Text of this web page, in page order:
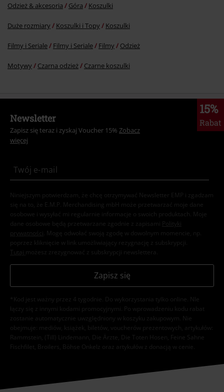
Odzież & akcesoria Góra Koszulki
Duże rozmiary Koszulki i Topy Koszulki
Filmy i Seriale Filmy i Seriale Filmy Odzież
Motywy Czarna odzież Czarne koszulki
15%
Rabat
Newsletter
Zapisz się teraz i zyskaj Voucher 15% Zobacz
więcej
Niniejszym potwierdzam, że chcę otrzymywać Newsletter EMP i zgadzam
się na to, że E.M.P. Merchandising mbH może przetwarzać moje dane
osobowe i wysyłać mi regularnie informacje o swoich produktach. Moje
dane osobowe będą przetwarzane zgodnie z zapisami
Polityki
prywatności . Mogę odwołać swoją zgodę w dowolnym momencie, np.
poprzez kliknięcie w link umożliwiający rezygnację z subskrypcji.
Tutaj możesz zrezygnować z subskrypcji newslettera.
Zapisz się
*Kod jest ważny przez 4 tygodnie. Do wykorzystania tylko online. NIe
łączy się z innymi kodami promocyjnymi. Po wprowadzeniu kodu rabat
zostanie automatycznie uwzględniony w koszyku zakupowym. Nie
obejmuje: mediów, książek, biletów, voucherów prezentowych, artykułów:
Rammstein, (Till) Lindemann, Die Ärzte, Die Toten Hosen, Feine Sahne
Fischfilet, Broilers, Böhse Onkelz oraz artykułów z donacją w cenie.